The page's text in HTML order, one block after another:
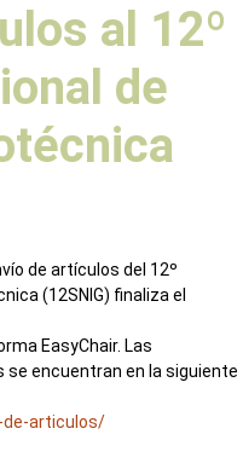
al 12º
de
de artículos del 12º
(12SNIG) finaliza el
EasyChair. Las
encuentran en la siguiente
de-articulos/